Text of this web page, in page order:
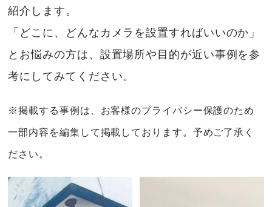
紹介します。
「どこに、どんなカメラを設置すればいいのか」
とお悩みの方は、設置場所や目的が近い事例を参
考にしてみてください。
※掲載する事例は、お客様のプライバシー保護のため
一部内容を編集して掲載しております。予めご了承く
ださい。